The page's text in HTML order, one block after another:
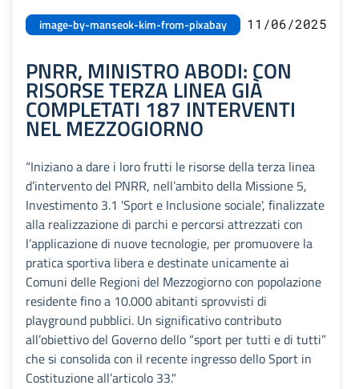
image-by-manseok-kim-from-pixabay 11/06/2025
PNRR, MINISTRO ABODI: CON
RISORSE TERZA LINEA GIÀ
COMPLETATI 187 INTERVENTI
NEL MEZZOGIORNO
“Iniziano a dare i loro frutti le risorse della terza linea
d’intervento del PNRR, nell’ambito della Missione 5,
Investimento 3.1 'Sport e Inclusione sociale', finalizzate
alla realizzazione di parchi e percorsi attrezzati con
l’applicazione di nuove tecnologie, per promuovere la
pratica sportiva libera e destinate unicamente ai
Comuni delle Regioni del Mezzogiorno con popolazione
residente fino a 10.000 abitanti sprovvisti di
playground pubblici. Un significativo contributo
all’obiettivo del Governo dello “sport per tutti e di tutti”
che si consolida con il recente ingresso dello Sport in
Costituzione all’articolo 33."